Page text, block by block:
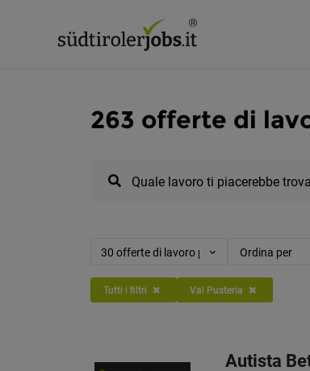
263 offerte di
Quale lavoro ti piacerebbe
30 offerte di lavoro per paginaOrdina per
Tutti i filtri Val Pusteria
Autista